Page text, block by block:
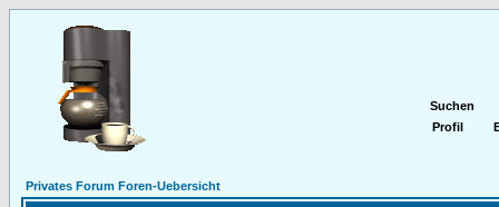
Suchen
Profil
Privates Forum Foren-Uebersicht